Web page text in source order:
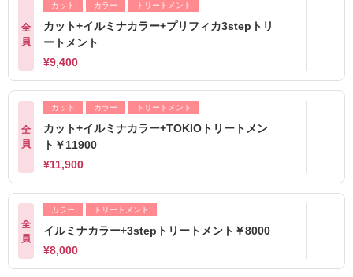
全
員
カット カラー トリートメント
カット+イルミナカラー+プリフィカ3stepトリ
ートメント
¥9,400
全
員
カット カラー トリートメント
カット+イルミナカラー+TOKIOトリートメン
ト￥11900
¥11,900
全
員
カラー トリートメント
イルミナカラー+3stepトリートメント￥8000
¥8,000